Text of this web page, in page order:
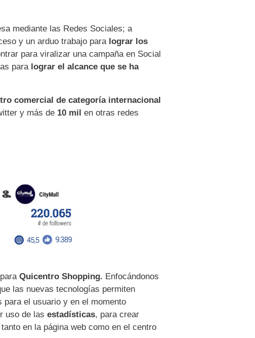
mediante las Redes Sociales; a
y un arduo trabajo para lograr los
para viralizar una campaña en Social
para lograr el alcance que se ha
comercial de categoría internacional
y más de 10 mil en otras redes
paraQuicentro Shopping. Enfocándonos
las nuevas tecnologías permiten
el usuario y en el momento
uso de las estadísticas, para crear
en la página web como en el centro